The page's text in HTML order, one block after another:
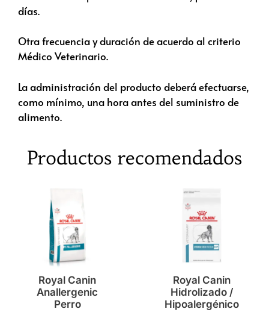
días.
Otra frecuencia y duración de acuerdo al criterio
Médico Veterinario.
La administración del producto deberá efectuarse,
como mínimo, una hora antes del suministro de
alimento.
Productos recomendados
Royal Canin
Anallergenic
Perro
Royal Canin
Hidrolizado /
Hipoalergénico